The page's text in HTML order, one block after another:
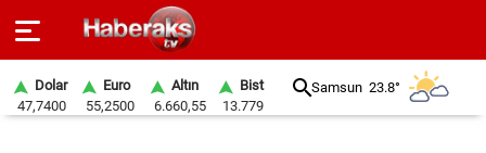
Dolar
47,7400
Euro
55,2500
Altın
6.660,55
Bist
13.779
Samsun 23.8°